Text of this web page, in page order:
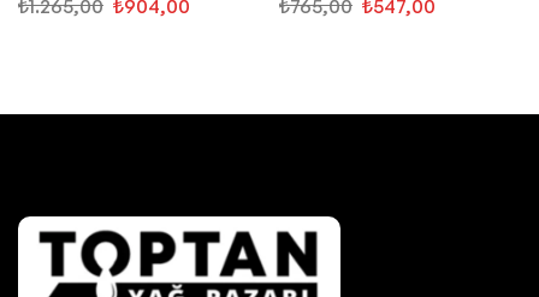
₺1.265,00 ₺904,00 ₺765,00 ₺547,00